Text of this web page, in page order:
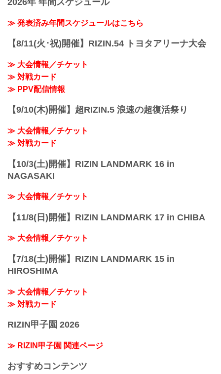
ケ / Mikuru Asakura vs. Kleber Koike -
youtu.be
RIZIN MMAルール：5分 3R（66.0kg）
※肘あり
第9試合／那須川天心vs.3...
≫ 発表済み年間スケジュールはこちら
【8/11(火･祝)開催】RIZIN.54 トヨタアリーナ大会
≫ 大会情報／チケット
≫ 対戦カード
≫ PPV配信情報
【9/10(木)開催】超RIZIN.5 浪速の超復活祭り
≫ 大会情報／チケット
≫ 対戦カード
【10/3(土)開催】RIZIN LANDMARK 16 in
NAGASAKI
≫ 大会情報／チケット
【11/8(日)開催】RIZIN LANDMARK 17 in CHIBA
≫ 大会情報／チケット
【7/18(土)開催】RIZIN LANDMARK 15 in
HIROSHIMA
≫ 大会情報／チケット
≫ 対戦カード
RIZIN甲子園 2026
≫ RIZIN甲子園 関連ページ
おすすめコンテンツ